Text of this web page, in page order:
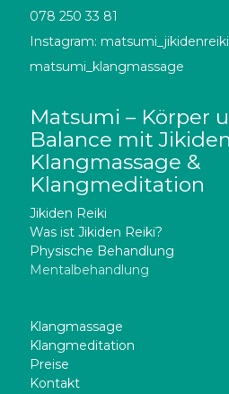
078 250 33 81
Instagram:
matsumi_klangmassage
Matsumi – Körper
Balance mit
Klangmassage &
Klangmeditation
Jikiden Reiki
Was ist Jikiden Reiki?
Physische Behandlung
Mentalbehandlung
Klangmassage
Klangmeditation
Preise
Kontakt